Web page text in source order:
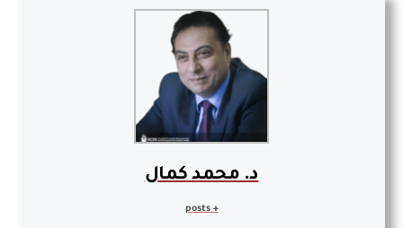
د. محمد كمال